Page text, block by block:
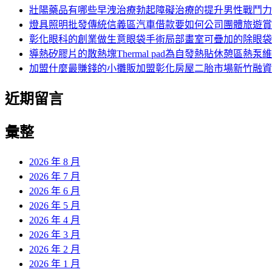
壯陽藥品有哪些早洩治療勃起障礙治療的提升男性戰鬥力
燈具照明批發傳統信義區汽車借款要如何公司團體旅遊
彰化眼科的創業做生意眼袋手術局部畫室可疊加的除眼袋
導熱矽膠片的散熱塊Thermal pad為自發熱貼休憩區熱泵
加盟什麼最賺錢的小攤販加盟彰化房屋二胎市場新竹融資
近期留言
彙整
2026 年 8 月
2026 年 7 月
2026 年 6 月
2026 年 5 月
2026 年 4 月
2026 年 3 月
2026 年 2 月
2026 年 1 月